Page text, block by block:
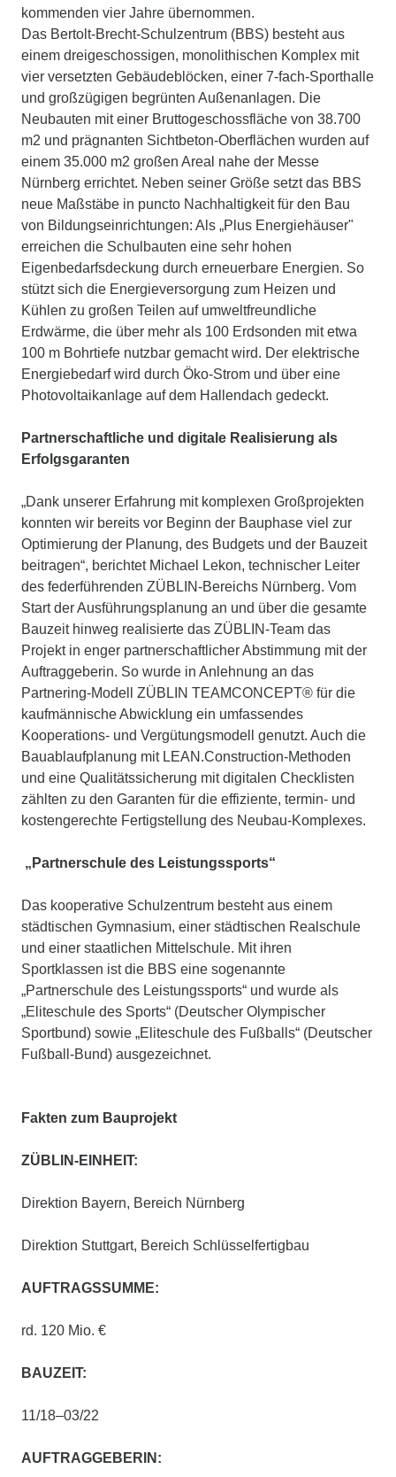
kommenden vier Jahre übernommen.
Das Bertolt-Brecht-Schulzentrum (BBS) besteht aus
einem dreigeschossigen, monolithischen Komplex mit
vier versetzten Gebäudeblöcken, einer 7-fach-Sporthalle
und großzügigen begrünten Außenanlagen. Die
Neubauten mit einer Bruttogeschossfläche von 38.700
m2 und prägnanten Sichtbeton-Oberflächen wurden auf
einem 35.000 m2 großen Areal nahe der Messe
Nürnberg errichtet. Neben seiner Größe setzt das BBS
neue Maßstäbe in puncto Nachhaltigkeit für den Bau
von Bildungseinrichtungen: Als „Plus Energiehäuser"
erreichen die Schulbauten eine sehr hohen
Eigenbedarfsdeckung durch erneuerbare Energien. So
stützt sich die Energieversorgung zum Heizen und
Kühlen zu großen Teilen auf umweltfreundliche
Erdwärme, die über mehr als 100 Erdsonden mit etwa
100 m Bohrtiefe nutzbar gemacht wird. Der elektrische
Energiebedarf wird durch Öko-Strom und über eine
Photovoltaikanlage auf dem Hallendach gedeckt.
Partnerschaftliche und digitale Realisierung als
Erfolgsgaranten
„Dank unserer Erfahrung mit komplexen Großprojekten
konnten wir bereits vor Beginn der Bauphase viel zur
Optimierung der Planung, des Budgets und der Bauzeit
beitragen“, berichtet Michael Lekon, technischer Leiter
des federführenden ZÜBLIN-Bereichs Nürnberg. Vom
Start der Ausführungsplanung an und über die gesamte
Bauzeit hinweg realisierte das ZÜBLIN-Team das
Projekt in enger partnerschaftlicher Abstimmung mit der
Auftraggeberin. So wurde in Anlehnung an das
Partnering-Modell ZÜBLIN TEAMCONCEPT® für die
kaufmännische Abwicklung ein umfassendes
Kooperations- und Vergütungsmodell genutzt. Auch die
Bauablaufplanung mit LEAN.Construction-Methoden
und eine Qualitätssicherung mit digitalen Checklisten
zählten zu den Garanten für die effiziente, termin- und
kostengerechte Fertigstellung des Neubau-Komplexes.
„Partnerschule des Leistungssports“
Das kooperative Schulzentrum besteht aus einem
städtischen Gymnasium, einer städtischen Realschule
und einer staatlichen Mittelschule. Mit ihren
Sportklassen ist die BBS eine sogenannte
„Partnerschule des Leistungssports“ und wurde als
„Eliteschule des Sports“ (Deutscher Olympischer
Sportbund) sowie „Eliteschule des Fußballs“ (Deutscher
Fußball-Bund) ausgezeichnet.
Fakten zum Bauprojekt
ZÜBLIN-EINHEIT:
Direktion Bayern, Bereich Nürnberg
Direktion Stuttgart, Bereich Schlüsselfertigbau
AUFTRAGSSUMME:
rd. 120 Mio. €
BAUZEIT:
11/18–03/22
AUFTRAGGEBERIN: